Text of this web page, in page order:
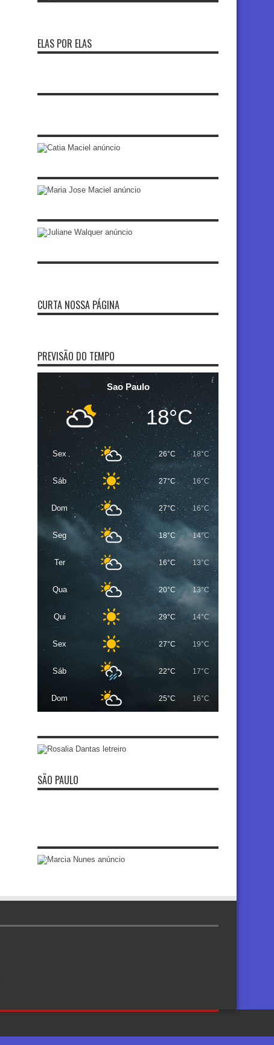
ELAS POR ELAS
CURTA NOSSA PÁGINA
PREVISÃO DO TEMPO
Sao Paulo
18°C
Sex 26°C 18°C
Sáb 27°C 16°C
Dom 27°C 16°C
Seg 18°C 14°C
Ter 16°C 13°C
Qua 20°C 13°C
Qui 29°C 14°C
Sex 27°C 19°C
Sáb 22°C 17°C
Dom 25°C 16°C
SÃO PAULO